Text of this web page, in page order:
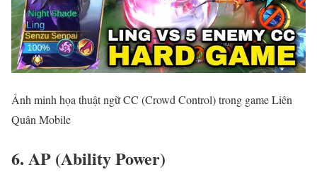
Ảnh minh họa thuật ngữ CC (Crowd Control) trong game Liên
Quân Mobile
6. AP (Ability Power)